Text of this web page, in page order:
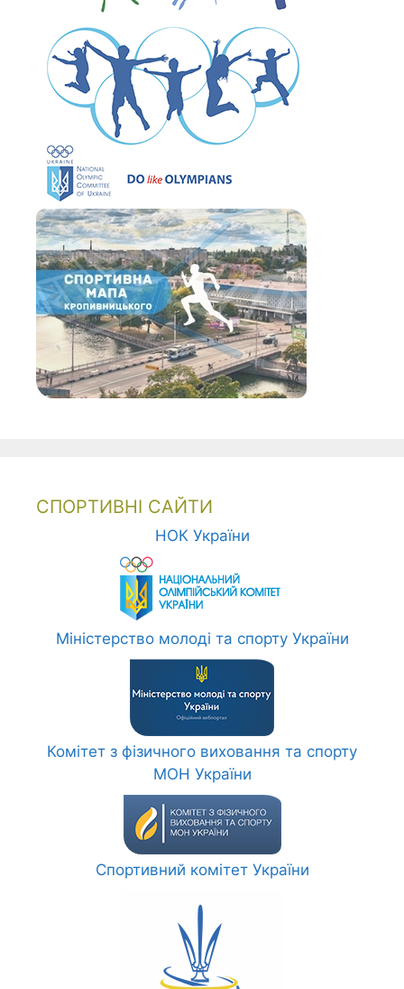
СПОРТИВНІ САЙТИ
НОК України
Міністерство молоді та спорту України
Комітет з фізичного виховання та спорту
МОН України
Спортивний комітет України